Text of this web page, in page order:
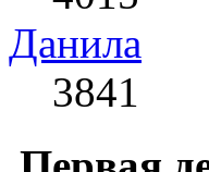
Данила
3841